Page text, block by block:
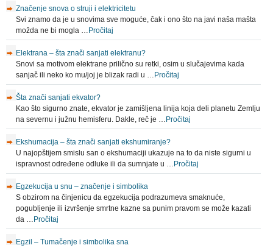
Značenje snova o struji i elektricitetu
Svi znamo da je u snovima sve moguće, čak i ono što na javi naša mašta
možda ne bi mogla … Pročitaj
Elektrana – šta znači sanjati elektranu?
Snovi sa motivom elektrane prilično su retki, osim u slučajevima kada
sanjač ili neko ko mu/joj je blizak radi u … Pročitaj
Šta znači sanjati ekvator?
Kao što sigurno znate, ekvator je zamišljena linija koja deli planetu Zemlju
na severnu i južnu hemisferu. Dakle, reč je … Pročitaj
Ekshumacija – šta znači sanjati ekshumiranje?
U najopštijem smislu san o ekshumaciji ukazuje na to da niste sigurni u
ispravnost određene odluke ili da sumnjate u … Pročitaj
Egzekucija u snu – značenje i simbolika
S obzirom na činjenicu da egzekucija podrazumeva smaknuće,
pogubljenje ili izvršenje smrtne kazne sa punim pravom se može kazati
da … Pročitaj
Egzil – Tumačenje i simbolika sna